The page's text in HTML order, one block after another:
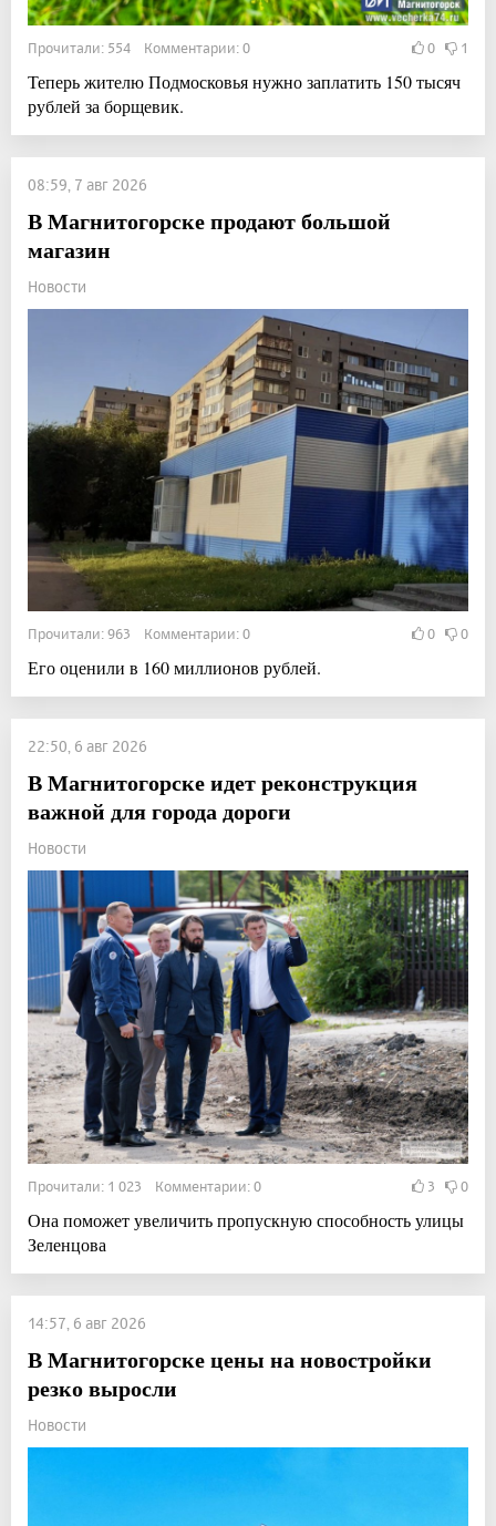
Прочитали: 554 Комментарии: 0 0 1
Теперь жителю Подмосковья нужно заплатить 150 тысяч
рублей за борщевик.
08:59, 7 авг 2026
В Магнитогорске продают большой
магазин
Новости
Прочитали: 963 Комментарии: 0 0 0
Его оценили в 160 миллионов рублей.
22:50, 6 авг 2026
В Магнитогорске идет реконструкция
важной для города дороги
Новости
Прочитали: 1 023 Комментарии: 0 3 0
Она поможет увеличить пропускную способность улицы
Зеленцова
14:57, 6 авг 2026
В Магнитогорске цены на новостройки
резко выросли
Новости